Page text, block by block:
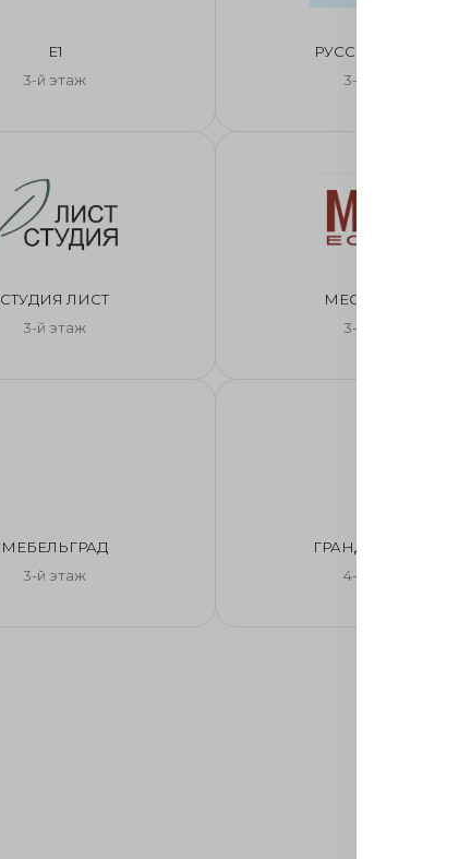
Е1
3-й этаж
РУССКИЙ ШИК
3-й этаж
СТУДИЯ ЛИСТ
3-й этаж
МЕСТО ЕСТЬ!
3-й этаж
МЕБЕЛЬГРАД
3-й этаж
ГРАНД МЕБЕЛЬ
4-й этаж